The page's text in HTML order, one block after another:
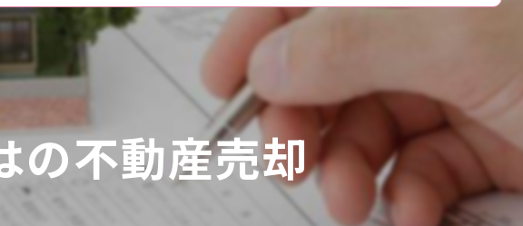
内見
査定
買取
販売
の不動産売却